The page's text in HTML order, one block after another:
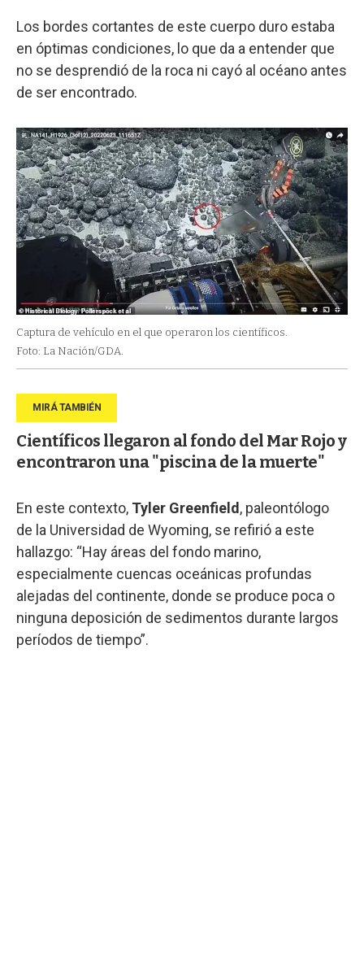
Los bordes cortantes de este cuerpo duro estaba
en óptimas condiciones, lo que da a entender que
no se desprendió de la roca ni cayó al océano antes
de ser encontrado.
Captura de vehículo en el que operaron los científicos.
Foto: La Nación/GDA.
Científicos llegaron al fondo del Mar Rojo y
encontraron una "piscina de la muerte"
En este contexto, Tyler Greenfield, paleontólogo
de la Universidad de Wyoming, se refirió a este
hallazgo: “Hay áreas del fondo marino,
especialmente cuencas oceánicas profundas
alejadas del continente, donde se produce poca o
ninguna deposición de sedimentos durante largos
períodos de tiempo”.